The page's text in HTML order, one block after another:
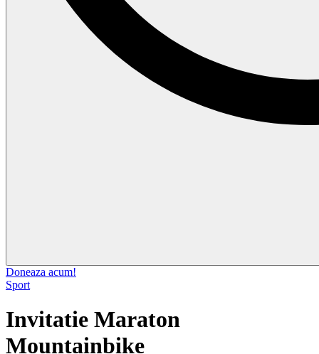
Doneaza acum!
Sport
Invitatie Maraton
Mountainbike